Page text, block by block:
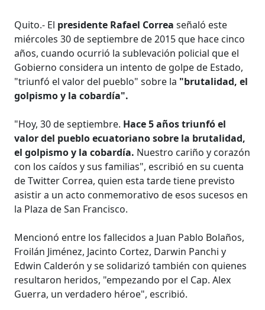
Quito.- El presidente Rafael Correa señaló este
miércoles 30 de septiembre de 2015 que hace cinco
años, cuando ocurrió la sublevación policial que el
Gobierno considera un intento de golpe de Estado,
"triunfó el valor del pueblo" sobre la "brutalidad, el
golpismo y la cobardía".
"Hoy, 30 de septiembre. Hace 5 años triunfó el
valor del pueblo ecuatoriano sobre la brutalidad,
el golpismo y la cobardía. Nuestro cariño y corazón
con los caídos y sus familias", escribió en su cuenta
de Twitter Correa, quien esta tarde tiene previsto
asistir a un acto conmemorativo de esos sucesos en
la Plaza de San Francisco.
Mencionó entre los fallecidos a Juan Pablo Bolaños,
Froilán Jiménez, Jacinto Cortez, Darwin Panchi y
Edwin Calderón y se solidarizó también con quienes
resultaron heridos, "empezando por el Cap. Alex
Guerra, un verdadero héroe", escribió.